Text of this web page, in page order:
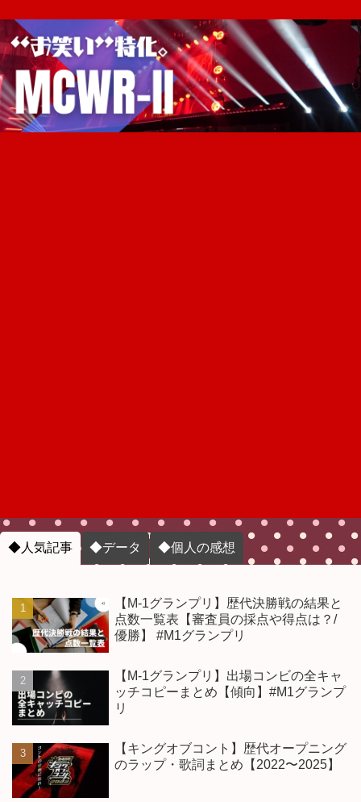
◆人気記事 ◆データ ◆個人の感想
【M-1グランプリ】歴代決勝戦の結果と
点数一覧表【審査員の採点や得点は？/
優勝】 #M1グランプリ
【M-1グランプリ】出場コンビの全キャ
ッチコピーまとめ【傾向】#M1グランプ
リ
【キングオブコント】歴代オープニング
のラップ・歌詞まとめ【2022〜2025】